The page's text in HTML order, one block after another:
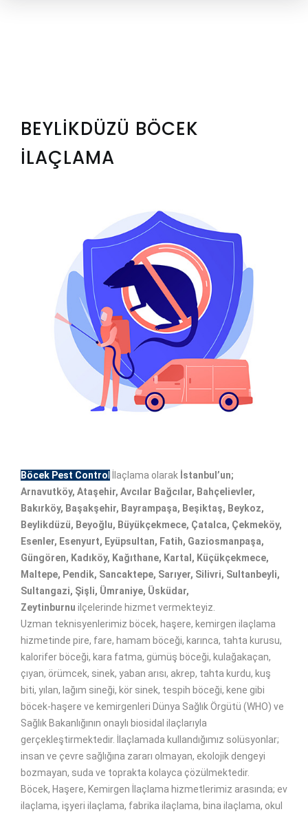
BEYLIKDÜZÜ BÖCEK
İLAÇLAMA
Böcek Pest Contro İlaçlama olarak İstanbul’un;
Arnavutköy, Ataşehir, Avcılar Bağcılar, Bahçelievler,
Bakırköy, Başakşehir, Bayrampaşa, Beşiktaş, Beykoz,
Beylikdüzü, Beyoğlu, Büyükçekmece, Çatalca, Çekmeköy,
Esenler, Esenyurt, Eyüpsultan, Fatih, Gaziosmanpaşa,
Güngören, Kadıköy, Kağıthane, Kartal, Küçükçekmece,
Maltepe, Pendik, Sancaktepe, Sarıyer, Silivri, Sultanbeyli,
Sultangazi, Şişli, Ümraniye, Üsküdar,
Zeytinburnu ilçelerinde hizmet vermekteyiz.
Uzman teknisyenlerimiz böcek, haşere, kemirgen ilaçlama
hizmetinde pire, fare, hamam böceği, karınca, tahta kurusu,
kalorifer böceği, kara fatma, gümüş böceği, kulağakaçan,
çıyan, örümcek, sinek, yaban arısı, akrep, tahta kurdu, kuş
biti, yılan, lağım sineği, kör sinek, tespih böceği, kene gibi
böcek-haşere ve kemirgenleri Dünya Sağlık Örgütü (WHO) ve
Sağlık Bakanlığının onaylı biosidal ilaçlarıyla
gerçekleştirmektedir. İlaçlamada kullandığımız solüsyonlar;
insan ve çevre sağlığına zararı olmayan, ekolojik dengeyi
bozmayan, suda ve toprakta kolayca çözülmektedir.
Böcek, Haşere, Kemirgen İlaçlama hizmetlerimiz arasında; ev
ilaçlama, işyeri ilaçlama, fabrika ilaçlama, bina ilaçlama, okul